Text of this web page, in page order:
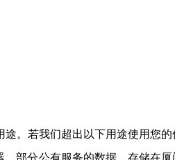
。若我们超出以下用途使用您
部分公有服务的数据，存储在